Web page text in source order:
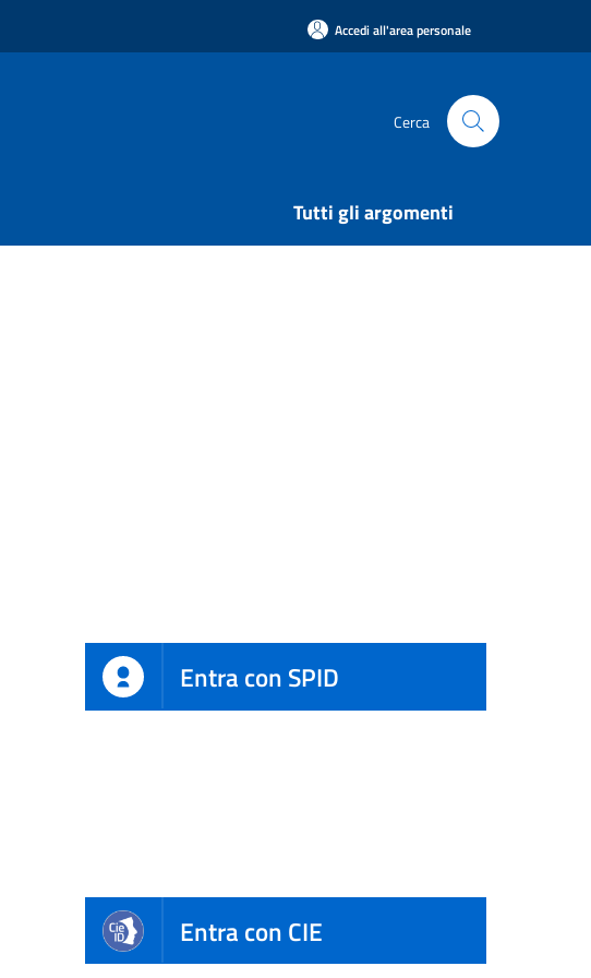
Accedi all'area personale
Cerca
Tutti gli argomenti
Entra con SPID
Entra con CIE